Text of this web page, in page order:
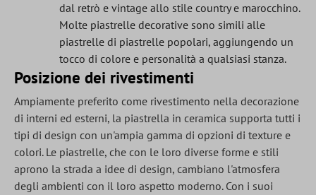
dal retrò e vintage allo stile country e marocchino.
Molte piastrelle decorative sono simili alle
piastrelle di piastrelle popolari, aggiungendo un
tocco di colore e personalità a qualsiasi stanza.
Posizione dei rivestimenti
Ampiamente preferito come rivestimento nella decorazione
di interni ed esterni, la piastrella in ceramica supporta tutti i
tipi di design con un'ampia gamma di opzioni di texture e
colori. Le piastrelle, che con le loro diverse forme e stili
aprono la strada a idee di design, cambiano l'atmosfera
degli ambienti con il loro aspetto moderno. Con i suoi